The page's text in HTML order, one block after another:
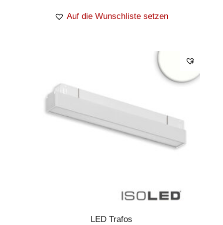
Auf die Wunschliste setzen
LED Trafos